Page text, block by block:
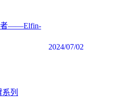
者——Elfin-
2024/07/02
列